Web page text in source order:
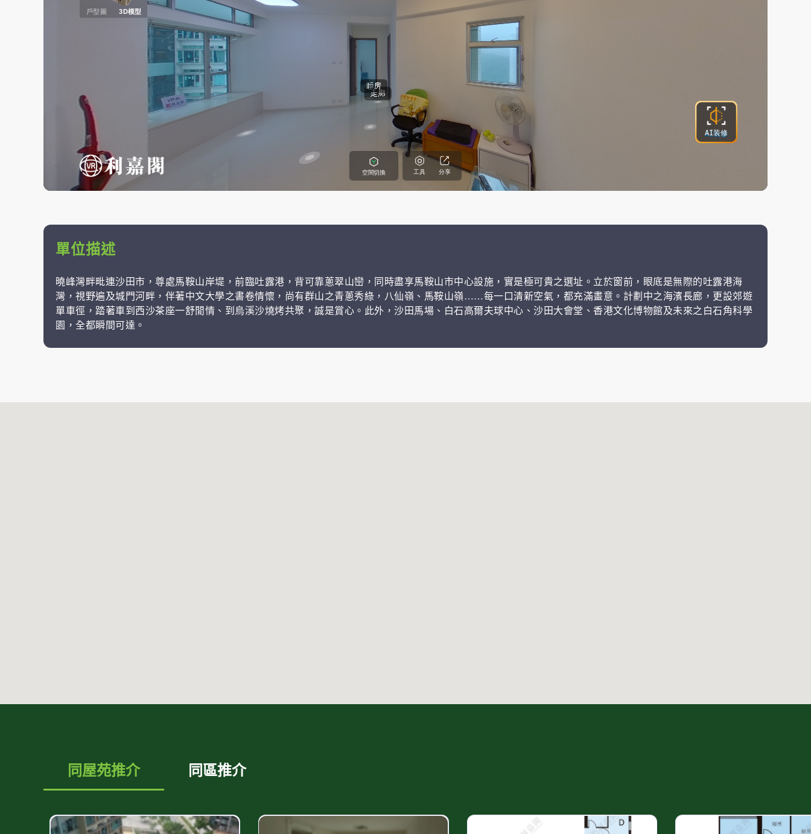
單位描述
曉峰灣畔毗連沙田市，尊處馬鞍山岸堤，前臨吐露港，背可靠蔥翠山巒，同時盡享馬鞍山市中心設施，實是極可貴之選址。立於窗前，眼底是無際的吐露港海
灣，視野遍及城門河畔，伴著中文大學之書卷情懷，尚有群山之青蔥秀綠，八仙嶺、馬鞍山嶺……每一口清新空氣，都充滿畫意。計劃中之海濱長廊，更設郊遊
單車徑，踏著車到西沙茶座一舒閒情、到烏溪沙燒烤共聚，誠是賞心。此外，沙田馬場、白石高爾夫球中心、沙田大會堂、香港文化博物館及未來之白石角科學
園，全都瞬間可達。
同屋苑推介 同區推介